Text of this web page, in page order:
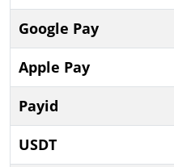
Google Pay
Apple Pay
Payid
USDT